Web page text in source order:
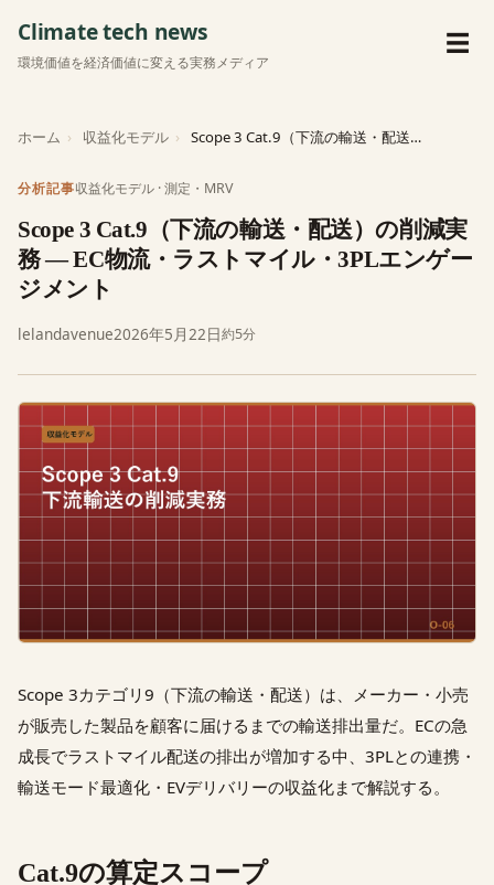
Climate tech news
環境価値を経済価値に変える実務メディア
メ
☰
ホーム 収益化モデル Scope 3 Cat.9（下流の輸送・配送）の削減実務 — EC物流・ラス…
分析記事収益化モデル·測定・MRV
Scope 3 Cat.9（下流の輸送・配送）の削減実
務 — EC物流・ラストマイル・3PLエンゲー
ジメント
lelandavenue2026年5月22日約5分
Scope 3カテゴリ9（下流の輸送・配送）は、メーカー・小売
が販売した製品を顧客に届けるまでの輸送排出量だ。ECの急
成長でラストマイル配送の排出が増加する中、3PLとの連携・
輸送モード最適化・EVデリバリーの収益化まで解説する。
Cat.9の算定スコープ